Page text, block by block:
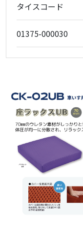
タイスコード
01375-000030